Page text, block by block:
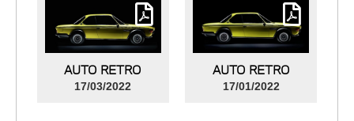
AUTO RETRO
17/03/2022
AUTO RETRO
17/01/2022